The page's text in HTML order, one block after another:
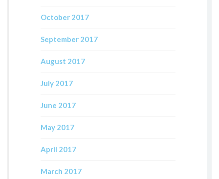
October 2017
September 2017
August 2017
July 2017
June 2017
May 2017
April 2017
March 2017